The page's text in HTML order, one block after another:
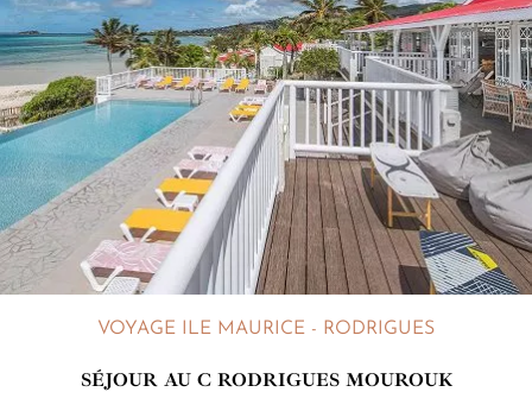
VOYAGE ILE MAURICE - RODRIGUES
SÉJOUR AU C RODRIGUES MOUROUK